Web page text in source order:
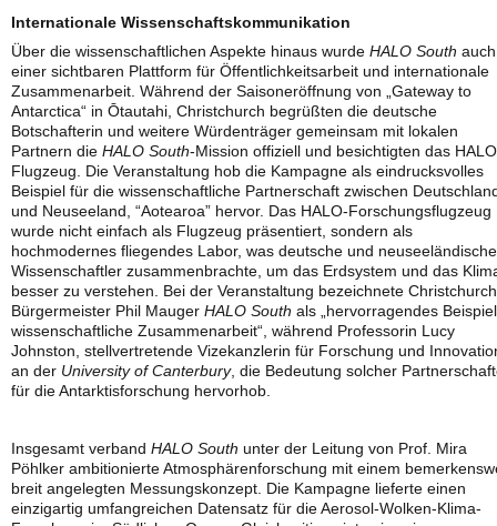
Internationale Wissenschaftskommunikation
Über die wissenschaftlichen Aspekte hinaus wurde HALO South
einer sichtbaren Plattform für Öffentlichkeitsarbeit und internationale
Zusammenarbeit. Während der Saisoneröffnung von „Gateway to
Antarctica“ in Ōtautahi, Christchurch begrüßten die deutsche
Botschafterin und weitere Würdenträger gemeinsam mit lokalen
Partnern die HALO South-Mission offiziell und besichtigten das
Flugzeug. Die Veranstaltung hob die Kampagne als eindrucksvolles
Beispiel für die wissenschaftliche Partnerschaft zwischen
und Neuseeland, “Aotearoa” hervor. Das HALO-Forschungsflugzeug
wurde nicht einfach als Flugzeug präsentiert, sondern als
hochmodernes fliegendes Labor, was deutsche und neuseeländische
Wissenschaftler zusammenbrachte, um das Erdsystem und das
besser zu verstehen. Bei der Veranstaltung bezeichnete
Bürgermeister Phil Mauger HALO South als „hervorragendes
wissenschaftliche Zusammenarbeit“, während Professorin Lucy
Johnston, stellvertretende Vizekanzlerin für Forschung und
an der University of Canterbury, die Bedeutung solcher
für die Antarktisforschung hervorhob.
Insgesamt verband HALO South unter der Leitung von Prof. Mira
Pöhlker ambitionierte Atmosphärenforschung mit einem
breit angelegten Messungskonzept. Die Kampagne lieferte einen
einzigartig umfangreichen Datensatz für die Aerosol-Wolken-Klima-